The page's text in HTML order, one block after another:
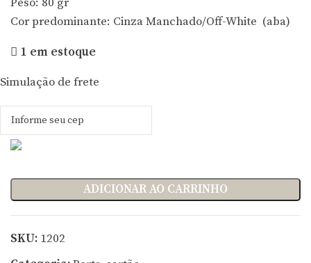
Cor predominante: Cinza Manchado/Off-White (aba)
1 em estoque
Simulação de frete
ADICIONAR AO CARRINHO
SKU: 1202